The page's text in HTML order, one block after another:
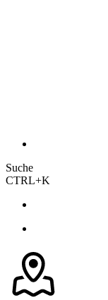
Suche
CTRL+K